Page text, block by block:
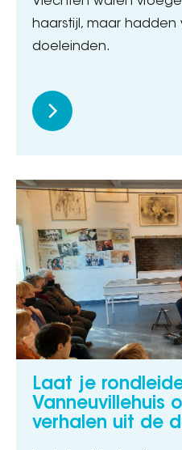
haarstijl, maar hadden
doeleinden.
Laat je
Vanneuvillehuis
verhalen uit de